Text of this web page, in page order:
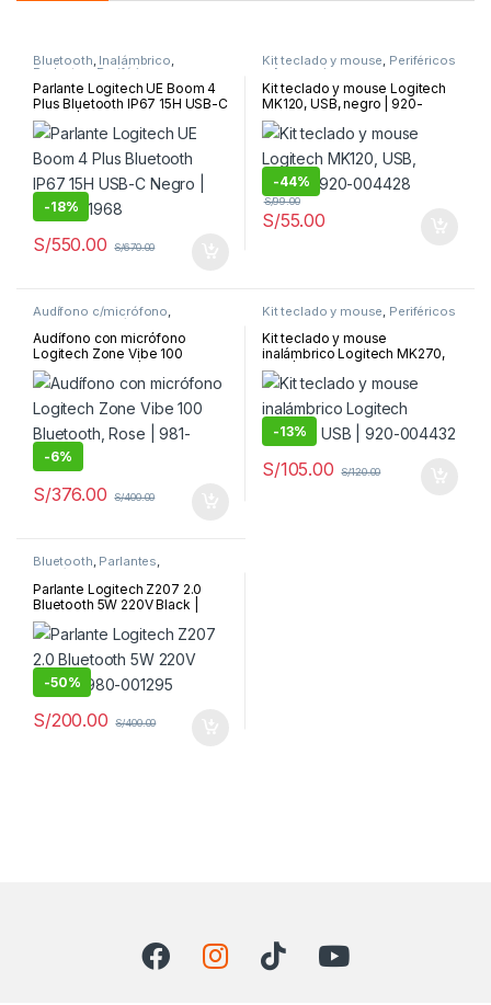
Bluetooth, Inalámbrico,
Parlantes Periféricos y
Accesorios
Parlante Logitech UE Boom 4
Plus Bluetooth IP67 15H USB-C
Negro | 984-001968
-18%
S/550.00 S/670.00
Kit teclado y mouse, Periféricos
y Accesorios
Kit teclado y mouse Logitech
MK120, USB, negro | 920-
004428
-44%
S/55.00
S/99.00
Audífono c/micrófono
Inalámbrico
Periféricos y Accesorios
Audífono con micrófono
Logitech Zone Vibe 100
Bluetooth, Rose | 981-001223
-6%
S/376.00 S/400.00
Kit teclado y mouse Periféricos
y Accesorios
Kit teclado y mouse
inalámbrico Logitech MK270,
USB | 920-004432
-13%
S/105.00 S/120.00
Bluetooth, Parlantes,
Periféricos y Accesorios
Parlante Logitech Z207 2.0
Bluetooth 5W 220V Black |
980-001295
-50%
S/200.00 S/400.00